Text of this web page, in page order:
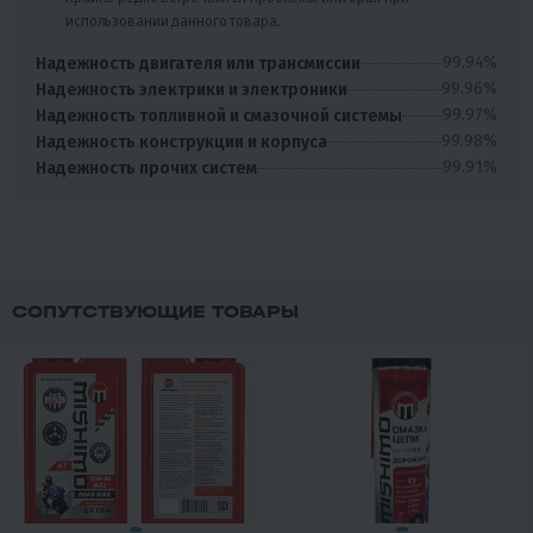
использовании данного товара.
Надежность двигателя или трансмиссии
99.94%
Надежность электрики и электроники
99.96%
Надежность топливной и смазочной системы
99.97%
Надежность конструкции и корпуса
99.98%
Надежность прочих систем
99.91%
СОПУТСТВУЮЩИЕ ТОВАРЫ